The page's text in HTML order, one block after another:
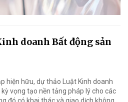
doanh Bất động sản
hiện hữu, dự thảo Luật Kinh doanh
vọng tạo nền tảng pháp lý cho các